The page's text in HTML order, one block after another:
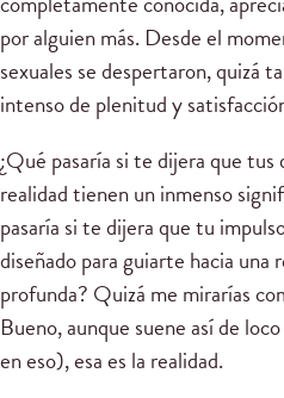
por alguien más. Desde el
sexuales se despertaron, quizá
intenso de plenitud y
¿Qué pasaría si te dijera que tus
realidad tienen un inmenso
pasaría si te dijera que tu
diseñado para guiarte hacia una
profunda? Quizá me mirarías
Bueno, aunque suene así de
en eso), esa es la realidad.